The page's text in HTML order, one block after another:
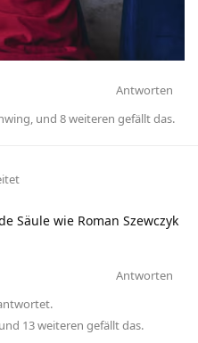
Antworten
, und 8weiteren gefällt das.
Säule wie Roman Szewczyk
Antworten
13weiteren gefällt das.